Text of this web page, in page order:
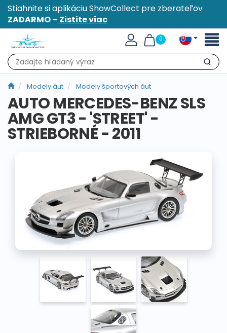
Stiahnite si aplikáciu ShowCollect pre zberateľov
ZADARMO – Zistite viac
0
Hľadať
Modely áut Modely športových áut
AUTO MERCEDES-BENZ SLS
AMG GT3 - 'STREET' -
STRIEBORNÉ - 2011